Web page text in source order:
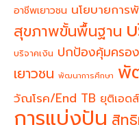
อาชีพเยาวชน นโยบายการ
สุขภาพขั้นพื้นฐาน
บริจาคเงิน ปกป้องคุ้มครอ
เยาวชน พัฒนาการศึกษา พั
วัณโรค/End TB ยุติเอด
การแบ่งปัน สิท